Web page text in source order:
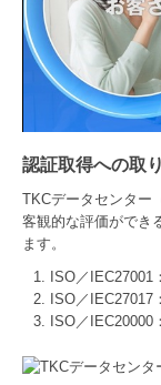
認証取得への取
TKCデータセンター
客観的な評価ができ
ます。
ISO／
ISO／
ISO／